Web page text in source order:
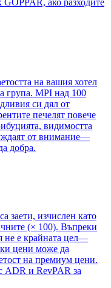
ако разходите
на вашия хотел
група. MPI над 100
си дял от
печелят повече
видимостта
от внимание—
добра.
заети, изчислен като
(× 100). Въпреки
не е крайната цел—
цени може да
на премиум цени.
ADR и RevPAR за